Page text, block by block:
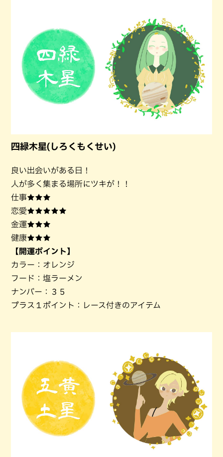
四緑木星(しろくもくせい)
良い出会いがある日！
人が多く集まる場所にツキが！！
仕事★★★
恋愛★★★★★
金運★★★
健康★★★
【開運ポイント】
カラー：オレンジ
フード：塩ラーメン
ナンバー：３５
プラス１ポイント：レース付きのアイテム